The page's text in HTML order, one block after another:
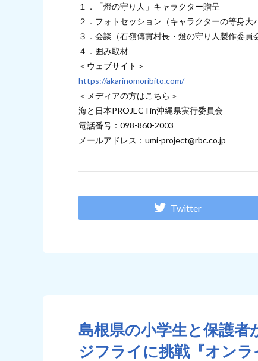
１．「燈の守り人」キャラクター贈呈
２．フォトセッション（キャラクターの等身大
３．会談（石嶺傳實村長・燈の守り人製作委員
４．囲み取材
＜ウェブサイト＞
https://akarinomoribito.com/
＜メディアの方はこちら＞
海と日本PROJECTin沖縄県実行委員会
電話番号：098-860-2003
メールアドレス：umi-project@rbc.co.jp
Twitter
島根県の小学生と保護
ジフライに挑戦『オン